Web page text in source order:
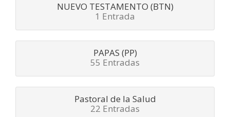
NUEVO TESTAMENTO (BTN)
1 Entrada
PAPAS (PP)
55 Entradas
Pastoral de la Salud
22 Entradas